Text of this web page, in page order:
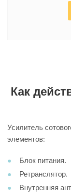
Как
Усилитель
элементов:
Блок питания.
Ретранслятор.
Внутренняя